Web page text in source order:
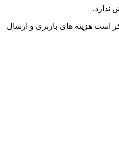
است هزینه های باربری و ارسال